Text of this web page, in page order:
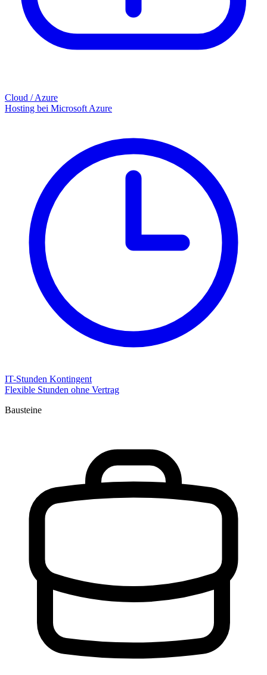
Cloud / Azure
Hosting bei Microsoft Azure
IT-Stunden Kontingent
Flexible Stunden ohne Vertrag
Bausteine